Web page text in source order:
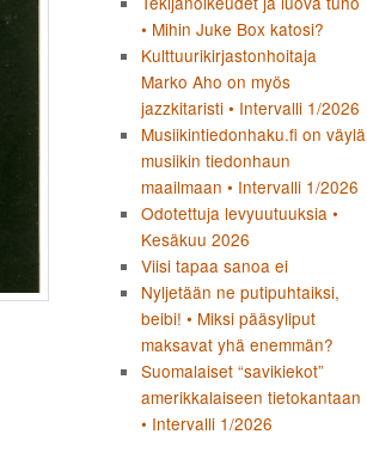
• Mihin Juke Box katosi?
Kulttuurikirjastonhoitaja
Marko Aho on myös
jazzkitaristi • Intervalli 1/2026
Musiikintiedonhaku.fi on väylä
musiikin tiedonhaun
maailmaan • Intervalli 1/2026
Odotettuja levyuutuuksia •
Kesäkuu 2026
Viisi tapaa sanoa ei
Nyljetään ne putipuhtaiksi,
beibi! • Miksi pääsyliput
maksavat yhä enemmän?
Suomalaiset “savikiekot”
amerikkalaiseen tietokantaan
• Intervalli 1/2026